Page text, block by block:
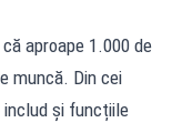
aproape 1.000 de
muncă. Din cei
includ și funcțiile